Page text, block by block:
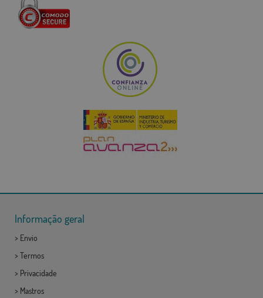
Informação geral
> Envio
> Termos
> Privacidade
> Mastros